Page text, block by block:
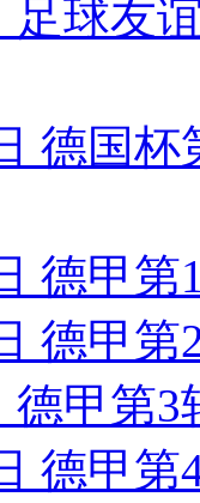
足球友
德国
德甲
德甲
德甲第
德甲